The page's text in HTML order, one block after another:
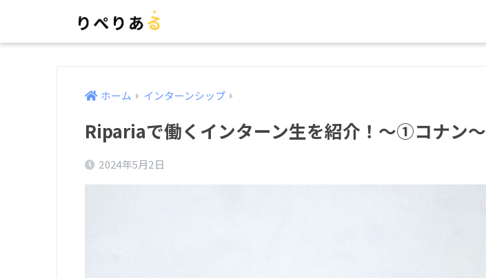
ホーム インターンシップ
Ripariaで働くインターン生を紹介！〜①コナン〜
2024年5月2日